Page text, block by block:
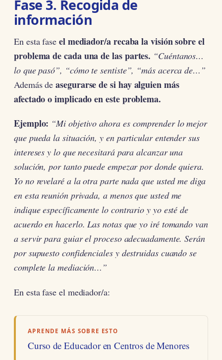
Fase 3. Recogida de
información
En esta fase el mediador/a recaba la visión sobre el
problema de cada una de las partes. “Cuéntanos…
lo que pasó”, “cómo te sentiste”, “más acerca de…”
Además deasegurarse de si hay alguien más
afectado o implicado en este problema.
Ejemplo: “Mi objetivo ahora es comprender lo mejor
que pueda la situación, y en particular entender sus
intereses y lo que necesitará para alcanzar una
solución, por tanto puede empezar por donde quiera.
Yo no revelaré a la otra parte nada que usted me diga
en esta reunión privada, a menos que usted me
indique específicamente lo contrario y yo esté de
acuerdo en hacerlo. Las notas que yo iré tomando van
a servir para guiar el proceso adecuadamente. Serán
por supuesto confidenciales y destruidas cuando se
complete la mediación…”
En esta fase el mediador/a:
APRENDE MÁS SOBRE ESTO
Curso de Educador en Centros de Menores